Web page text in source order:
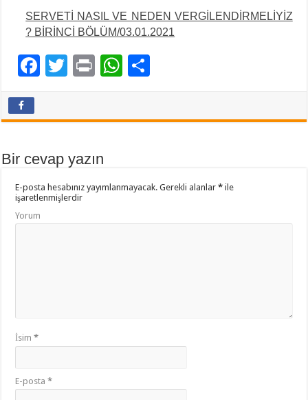
SERVETİ NASIL VE NEDEN VERGİLENDİRMELİYİZ
? BİRİNCİ BÖLÜM/03.01.2021
F
o
k
T
Pr W
Bir cevap yazın
E-posta hesabınız yayımlanmayacak. Gerekli alanlar* ile
işaretlenmişlerdir
Yorum
İsim*
E-posta*